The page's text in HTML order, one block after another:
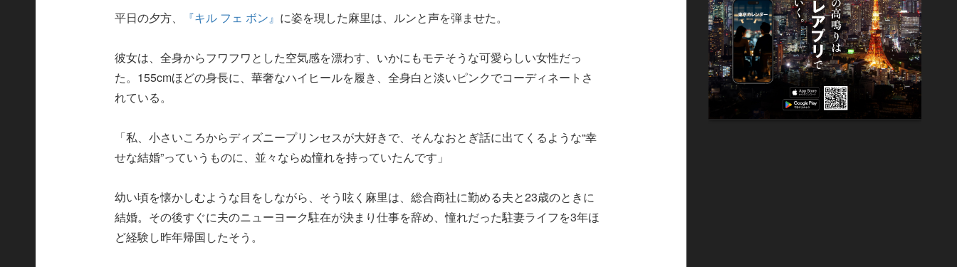
平日の夕方、 『キル フェ ボン』 に姿を現した麻里は、ルンと声を弾ませた。
彼女は、全身からフワフワとした空気感を漂わす、いかにもモテそうな可愛らしい女性だっ
た。155cmほどの身長に、華奢なハイヒールを履き、全身白と淡いピンクでコーディネートさ
れている。
「私、小さいころからディズニープリンセスが大好きで、そんなおとぎ話に出てくるような“幸
せな結婚”っていうものに、並々ならぬ憧れを持っていたんです」
幼い頃を懐かしむような目をしながら、そう呟く麻里は、総合商社に勤める夫と23歳のときに
結婚。その後すぐに夫のニューヨーク駐在が決まり仕事を辞め、憧れだった駐妻ライフを3年ほ
ど経験し昨年帰国したそう。